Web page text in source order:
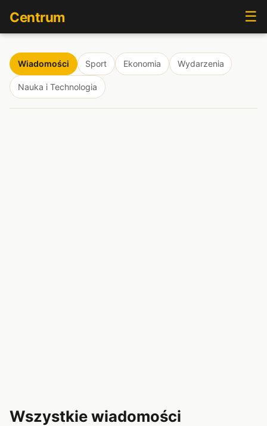
Centrum ☰
Wiadomości Sport Ekonomia Wydarzenia
Nauka i Technologia
Wszystkie wiadomości